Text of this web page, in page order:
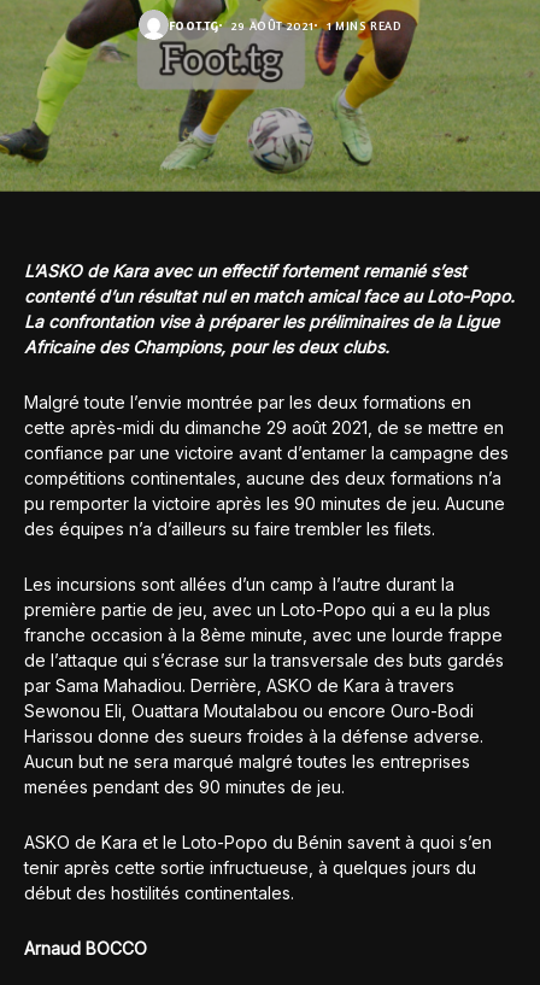
FOOT.TG 29 AOÛT 2021 1 MINS READ
L’ASKO de Kara avec un effectif fortement remanié s’est
contenté d’un résultat nul en match amical face au Loto-Popo.
La confrontation vise à préparer les préliminaires de la Ligue
Africaine des Champions, pour les deux clubs.
Malgré toute l’envie montrée par les deux formations en
cette après-midi du dimanche 29 août 2021, de se mettre en
confiance par une victoire avant d’entamer la campagne des
compétitions continentales, aucune des deux formations n’a
pu remporter la victoire après les 90 minutes de jeu. Aucune
des équipes n’a d’ailleurs su faire trembler les filets.
Les incursions sont allées d’un camp à l’autre durant la
première partie de jeu, avec un Loto-Popo qui a eu la plus
franche occasion à la 8ème minute, avec une lourde frappe
de l’attaque qui s’écrase sur la transversale des buts gardés
par Sama Mahadiou. Derrière, ASKO de Kara à travers
Sewonou Eli, Ouattara Moutalabou ou encore Ouro-Bodi
Harissou donne des sueurs froides à la défense adverse.
Aucun but ne sera marqué malgré toutes les entreprises
menées pendant des 90 minutes de jeu.
ASKO de Kara et le Loto-Popo du Bénin savent à quoi s’en
tenir après cette sortie infructueuse, à quelques jours du
début des hostilités continentales.
Arnaud BOCCO